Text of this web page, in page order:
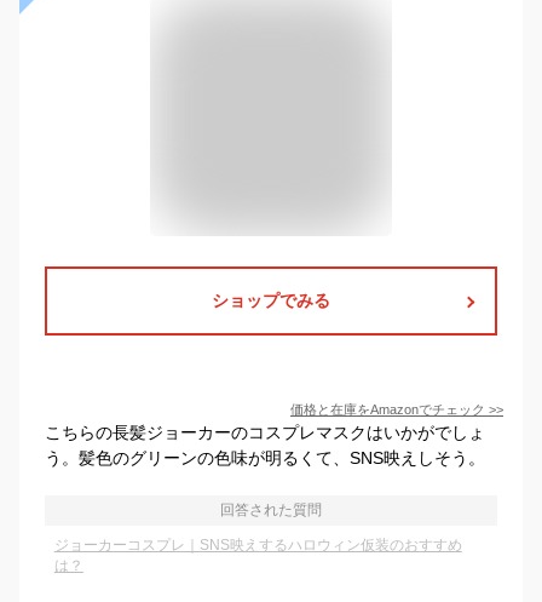
ショップでみる
価格と在庫をAmazonでチェック >>
こちらの長髪ジョーカーのコスプレマスクはいかがでしょ
う。髪色のグリーンの色味が明るくて、SNS映えしそう。
回答された質問
ジョーカーコスプレ｜SNS映えするハロウィン仮装のおすすめ
は？